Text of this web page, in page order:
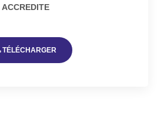
ACCREDITE
TÉLÉCHARGER